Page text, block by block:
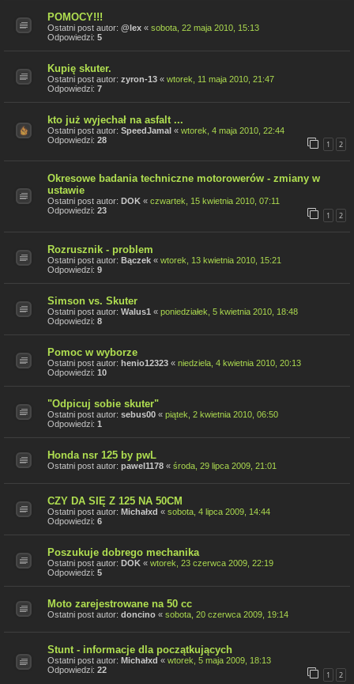
POMOCY!!!
Ostatni post autor: @lex « sobota, 22 maja 2010, 15:13
Odpowiedzi: 5
Kupię skuter.
Ostatni post autor: zyron-13 « wtorek, 11 maja 2010, 21:47
Odpowiedzi: 7
kto już wyjechał na asfalt ...
Ostatni post autor: SpeedJamal « wtorek, 4 maja 2010, 22:44
Odpowiedzi: 28 1 2
Okresowe badania techniczne motorowerów - zmiany w
ustawie
Ostatni post autor: DOK « czwartek, 15 kwietnia 2010, 07:11
Odpowiedzi: 23 1 2
Rozrusznik - problem
Ostatni post autor: Bączek « wtorek, 13 kwietnia 2010, 15:21
Odpowiedzi: 9
Simson vs. Skuter
Ostatni post autor: Walus1 « poniedziałek, 5 kwietnia 2010, 18:48
Odpowiedzi: 8
Pomoc w wyborze
Ostatni post autor: henio12323 « niedziela, 4 kwietnia 2010, 20:13
Odpowiedzi: 10
"Odpicuj sobie skuter"
Ostatni post autor: sebus00 « piątek, 2 kwietnia 2010, 06:50
Odpowiedzi: 1
Honda nsr 125 by pwL
Ostatni post autor: pawel1178 « środa, 29 lipca 2009, 21:01
CZY DA SIĘ Z 125 NA 50CM
Ostatni post autor: Michałxd « sobota, 4 lipca 2009, 14:44
Odpowiedzi: 6
Poszukuje dobrego mechanika
Ostatni post autor: DOK « wtorek, 23 czerwca 2009, 22:19
Odpowiedzi: 5
Moto zarejestrowane na 50 cc
Ostatni post autor: doncino « sobota, 20 czerwca 2009, 19:14
Stunt - informacje dla początkujących
Ostatni post autor: Michałxd « wtorek, 5 maja 2009, 18:13
Odpowiedzi: 22 1 2